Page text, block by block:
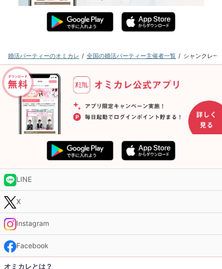
婚活パーティーのオミカレ 全国の婚活パーティー主催者一覧 シャンクレー
LINE
X
Instagram
Facebook
オミカレとは？